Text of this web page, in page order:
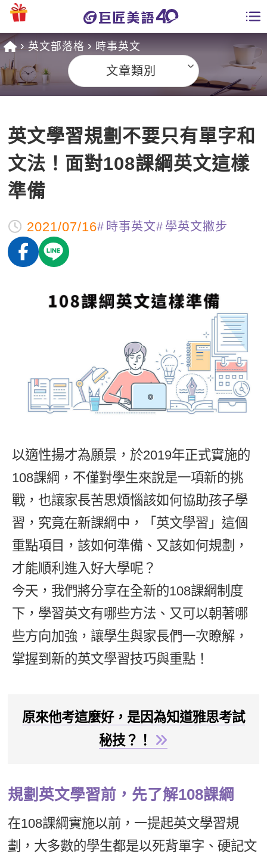
課程總覽
英文課程總表
英文會話
商用英文
英文檢定
TOEIC 多益課程
GEPT 全民英檢課程
能力養成
基礎字彙
情境閱讀
英文寫作
TED Talks
CNN聽力強化
新聞英文
Let's Talk
西班牙語
兒童美語
一對一家教
企業訓練
數位學習教材
全國分校
免費資源
多益秒學堂
英文能力測驗
師資團隊
學習分享
學員專區
英文部落格 時事英文
文章類別
英文學習規劃不要只有單字和
文法！面對108課綱英文這樣
準備
2021/07/16 時事英文 學英文撇步
以適性揚才為願景，於2019年正式實施的
108課綱，不僅對學生來說是一項新的挑
戰，也讓家長苦思煩惱該如何協助孩子學
習，究竟在新課綱中，「英文學習」這個
重點項目，該如何準備、又該如何規劃，
才能順利進入好大學呢？
今天，我們將分享在全新的108課綱制度
下，學習英文有哪些方法、又可以朝著哪
些方向加強，讓學生與家長們一次瞭解，
掌握到新的英文學習技巧與重點！
原來他考這麼好，是因為知道雅思考試
秘技？！
規劃英文學習前，先了解108課綱
在108課綱實施以前，一提起英文學習規
劃，大多數的學生都是以死背單字、硬記文